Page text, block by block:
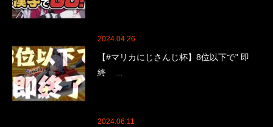
2024.04.26
【#マリカにじさんじ杯】8位以下で" 即
終 …
2024.06.11